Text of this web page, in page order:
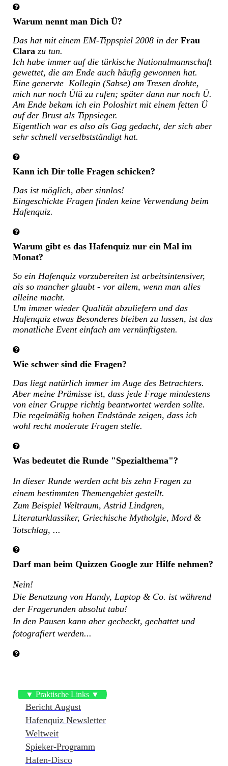
Warum nennt man Dich Ü?
Das hat mit einem EM-Tippspiel 2008 in der Frau
Clara zu tun.
Ich habe immer auf die türkische Nationalmannschaft
gewettet, die am Ende auch häufig gewonnen hat.
Eine genervte Kollegin (Sabse) am Tresen drohte,
mich nur noch Ülü zu rufen; später dann nur noch Ü.
Am Ende bekam ich ein Poloshirt mit einem fetten Ü
auf der Brust als Tippsieger.
Eigentlich war es also als Gag gedacht, der sich aber
sehr schnell verselbstständigt hat.
Kann ich Dir tolle Fragen schicken?
Das ist möglich, aber sinnlos!
Eingeschickte Fragen finden keine Verwendung beim
Hafenquiz.
Warum gibt es das Hafenquiz nur ein Mal im
Monat?
So ein Hafenquiz vorzubereiten ist arbeitsintensiver,
als so mancher glaubt - vor allem, wenn man alles
alleine macht.
Um immer wieder Qualität abzuliefern und das
Hafenquiz etwas Besonderes bleiben zu lassen, ist das
monatliche Event einfach am vernünftigsten.
Wie schwer sind die Fragen?
Das liegt natürlich immer im Auge des Betrachters.
Aber meine Prämisse ist, dass jede Frage mindestens
von einer Gruppe richtig beantwortet werden sollte.
Die regelmäßig hohen Endstände zeigen, dass ich
wohl recht moderate Fragen stelle.
Was bedeutet die Runde "Spezialthema"?
In dieser Runde werden acht bis zehn Fragen zu
einem bestimmten Themengebiet gestellt.
Zum Beispiel Weltraum, Astrid Lindgren,
Literaturklassiker, Griechische Mytholgie, Mord &
Totschlag, ...
Darf man beim Quizzen Google zur Hilfe nehmen?
Nein!
Die Benutzung von Handy, Laptop & Co. ist während
der Fragerunden absolut tabu!
In den Pausen kann aber gecheckt, gechattet und
fotografiert werden...
▼ Praktische Links ▼
Bericht August
Hafenquiz Newsletter
Weltweit
Spieker-Programm
Hafen-Disco